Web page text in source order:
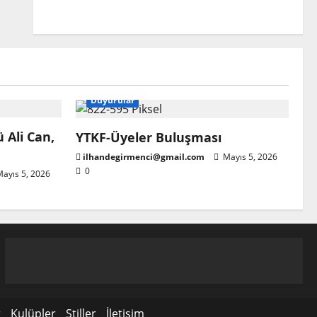
Ali Can,
5, 2026
Duyurular
YTKF-Üyeler Buluşması
ilhandegirmenci@gmail.com
Mayıs 5, 2026
0
Kulüpler Stiller İletişim